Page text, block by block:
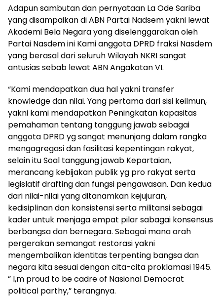
Adapun sambutan dan pernyataan La Ode Sariba
yang disampaikan di ABN Partai Nadsem yakni lewat
Akademi Bela Negara yang diselenggarakan oleh
Partai Nasdem ini Kami anggota DPRD fraksi Nasdem
yang berasal dari seluruh Wilayah NKRI sangat
antusias sebab lewat ABN Angakatan VI.
“Kami mendapatkan dua hal yakni transfer
knowledge dan nilai. Yang pertama dari sisi keilmun,
yakni kami mendapatkan Peningkatan kapasitas
pemahaman tentang tanggung jawab sebagai
anggota DPRD yg sangat menunjang dalam rangka
mengagregasi dan fasilitasi kepentingan rakyat,
selain itu Soal tanggung jawab Kepartaian,
merancang kebijakan publik yg pro rakyat serta
legislatif drafting dan fungsi pengawasan. Dan kedua
dari nilai-nilai yang ditanamkan kejujuran,
kedisiplinan dan konsistensi serta militansi sebagai
kader untuk menjaga empat pilar sabagai konsensus
berbangsa dan bernegara. Sebagai mana arah
pergerakan semangat restorasi yakni
mengembalikan identitas terpenting bangsa dan
negara kita sesuai dengan cita-cita proklamasi 1945.
” I,m proud to be cadre of Nasional Democrat
political parthy,” terangnya.